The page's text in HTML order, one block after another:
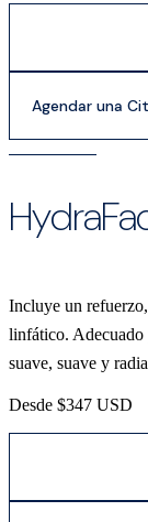
Agendar una
Incluye un
linfático. Adecuado
suave, suave y
Desde $347 USD